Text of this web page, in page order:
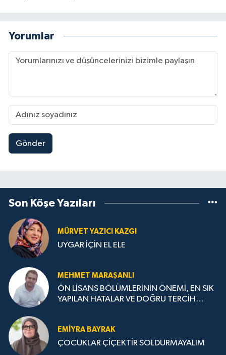
Yorumlar
Gönder
Son Köşe Yazıları
MÜRVET YAZICI KAZGI
UYGAR İÇİN EL ELE
MEHMET MARAŞANLI
ÖN LİSANS BÖLÜMLERİNİN ÖNEMİ, EN SIK
YAPILAN HATALAR VE DOĞRU TERCİH
EMIYRA BAYRAK
ÇOCUKLAR ÇİÇEKTİR SOLDURMAYALIM